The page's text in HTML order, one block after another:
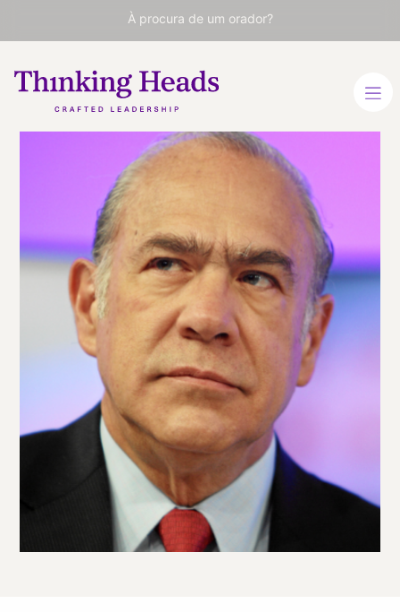
À procura de um orador?
José Ángel
Gurría
Secretário-Geral da OCDE
de 2006 a 2021. Ex-
Ministro das Relações
Exteriores e Interiores do
México.
ESPANHOL INGLÊS
VER PERFIL
Viaja
desde
MÉXICO
CIUDAD DE
MÉXICO